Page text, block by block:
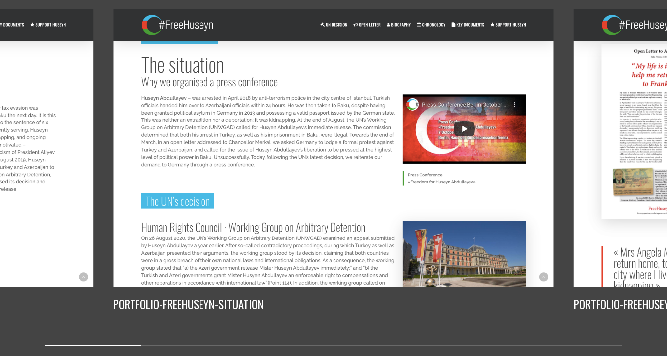
PORTFOLIO-FREEHUSEYN.OPEN-LETTER PORTFOLIO-